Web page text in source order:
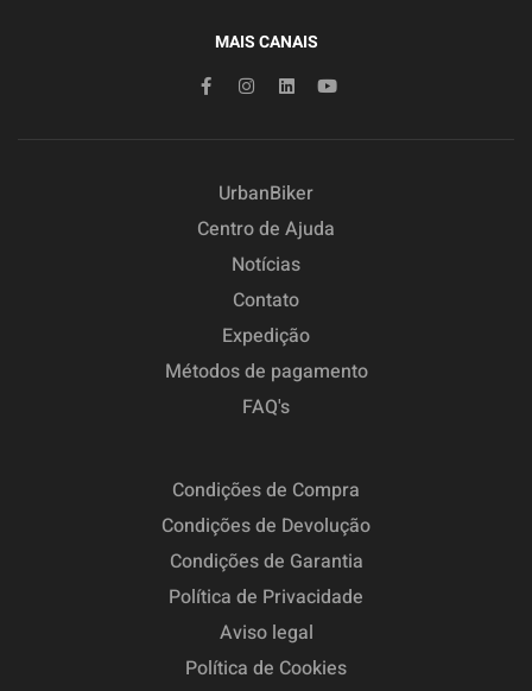
MAIS CANAIS
UrbanBiker
Centro de Ajuda
Notícias
Contato
Expedição
Métodos de pagamento
FAQ's
Condições de Compra
Condições de Devolução
Condições de Garantia
Política de Privacidade
Aviso legal
Política de Cookies